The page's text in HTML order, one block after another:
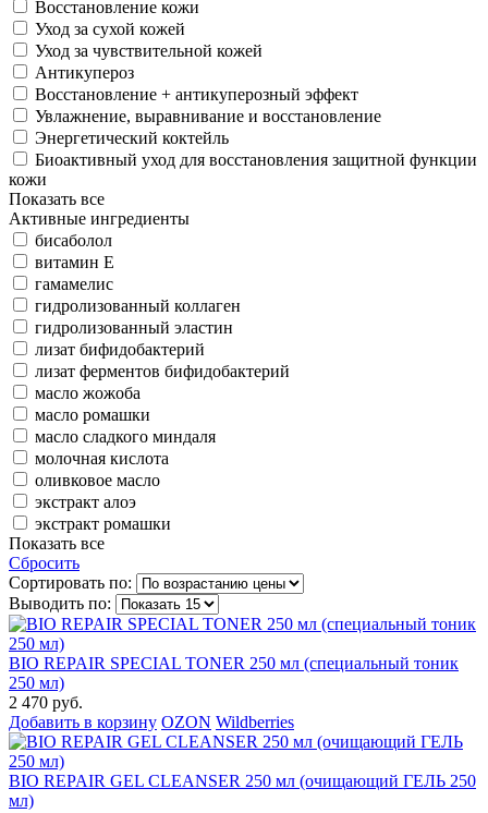
Восстановление кожи
Уход за сухой кожей
Уход за чувствительной кожей
Антикупероз
Восстановление + антикуперозный эффект
Увлажнение, выравнивание и восстановление
Энергетический коктейль
Биоактивный уход для восстановления защитной функции
кожи
Показать все
Активные ингредиенты
бисаболол
витамин Е
гамамелис
гидролизованный коллаген
гидролизованный эластин
лизат бифидобактерий
лизат ферментов бифидобактерий
масло жожоба
масло ромашки
масло сладкого миндаля
молочная кислота
оливковое масло
экстракт алоэ
экстракт ромашки
Показать все
Сбросить
Сортировать по:
Выводить по:
BIO REPAIR SPECIAL TONER 250 мл (специальный тоник
250 мл)
2 470 руб.
Добавить в корзину OZON Wildberries
BIO REPAIR GEL CLEANSER 250 мл (очищающий ГЕЛЬ 250
мл)